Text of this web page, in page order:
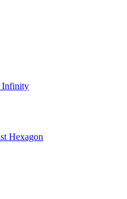
Infinity
Hexagon